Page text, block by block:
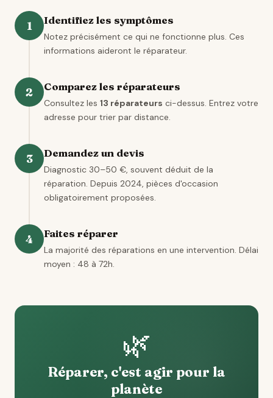
1 Identifiez les symptômes
Notez précisément ce qui ne fonctionne plus. Ces
informations aideront le réparateur.
2 Comparez les réparateurs
Consultez les 13 réparateurs ci-dessus. Entrez votre
adresse pour trier par distance.
3 Demandez un devis
Diagnostic 30–50 €, souvent déduit de la
réparation. Depuis 2024, pièces d'occasion
obligatoirement proposées.
4 Faites réparer
La majorité des réparations en une intervention. Délai
moyen : 48 à 72h.
🌿
Réparer, c'est agir pour la
planète